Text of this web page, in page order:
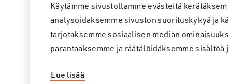
Käytämme sivustollamme evästeitä
analysoidaksemme sivuston suorituskykyä ja
tarjotaksemme sosiaalisen median
parantaaksemme ja räätälöidäksemme sisältöä
Lue lisää